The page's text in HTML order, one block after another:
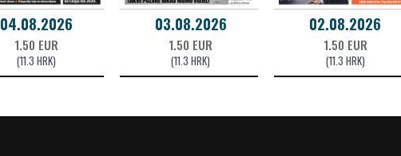
04.08.2026
1.50 EUR
(11.3 HRK)
03.08.2026
1.50 EUR
(11.3 HRK)
02.08.2026
1.50 EUR
(11.3 HRK)